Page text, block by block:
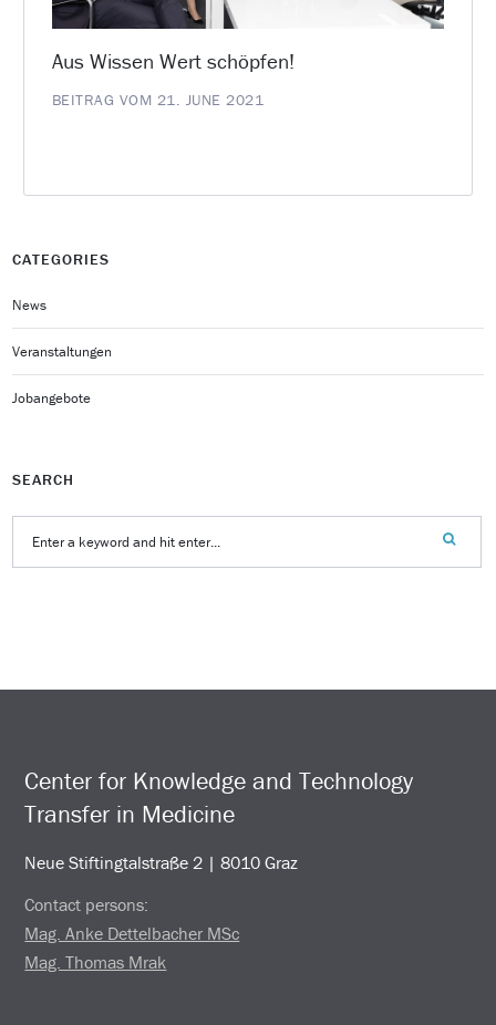
Aus Wissen Wert schöpfen!
BEITRAG VOM 21. JUNE 2021
CATEGORIES
News
Veranstaltungen
Jobangebote
SEARCH
Center for Knowledge and Technology
Transfer in Medicine
Neue Stiftingtalstraße 2 | 8010 Graz
Contact persons:
Mag. Anke Dettelbacher MSc
Mag. Thomas Mrak